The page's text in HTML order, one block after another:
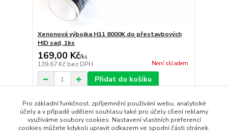
Xenonová výbojka H11 8000K do přestavbových
HID sad, 1ks
169,00 Kč/ks
139,67 Kč bez DPH Není skladem
Přidat do košíku
strana z 1
Pro základní funkčnost, zpříjemnění používání webu, analytické
účely a v případě udělení souhlasu také pro účely cílení reklamy
využíváme soubory cookies. Nastavení vlastních preferencí
cookies můžete kdykoli upravit odkazem ve spodní části stránek.